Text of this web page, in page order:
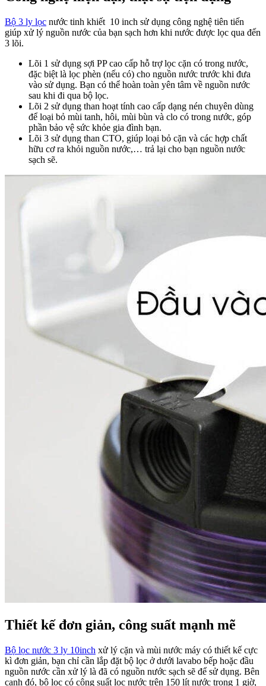
Bộ 3 ly lọc nước tinh khiết 10 inch sử dụng công nghệ tiên tiến
giúp xử lý nguồn nước của bạn sạch hơn khi nước được lọc qua đến
3 lõi.
Lõi 1 sử dụng sợi PP cao cấp hỗ trợ lọc cặn có trong nước,
đặc biệt là lọc phèn (nếu có) cho nguồn nước trước khi đưa
vào sử dụng. Bạn có thể hoàn toàn yên tâm về nguồn nước
sau khi đi qua bộ lọc.
Lõi 2 sử dụng than hoạt tính cao cấp dạng nén chuyên dùng
để loại bỏ mùi tanh, hôi, mùi bùn và clo có trong nước, góp
phần bảo vệ sức khỏe gia đình bạn.
Lõi 3 sử dụng than CTO, giúp loại bỏ cặn và các hợp chất
hữu cơ ra khỏi nguồn nước,… trả lại cho bạn nguồn nước
sạch sẽ.
Thiết kế đơn giản, công suất mạnh mẽ
Bộ lọc nước 3 ly 10inch xử lý cặn và mùi nước máy có thiết kế cực
kì đơn giản, bạn chỉ cần lắp đặt bộ lọc ở dưới lavabo bếp hoặc đầu
nguồn nước cần xử lý là đã có nguồn nước sạch sẽ để sử dụng. Bên
cạnh đó, bộ lọc có công suất lọc nước trên 150 lít nước trong 1 giờ,